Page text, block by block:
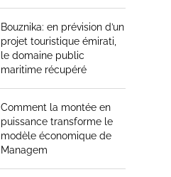
Bouznika: en prévision d’un
projet touristique émirati,
le domaine public
maritime récupéré
Comment la montée en
puissance transforme le
modèle économique de
Managem